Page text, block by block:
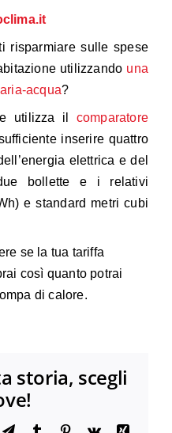
risparmiare sulle spese
utilizzando una
acqua?
utilizza il comparatore
inserire quattro
elettrica e del
bollette e i relativi
e standard metri cubi
se la tua tariffa
così quanto potrai
di calore.
storia, scegli
TelegramTumblr Pinterest
Vk
Xing